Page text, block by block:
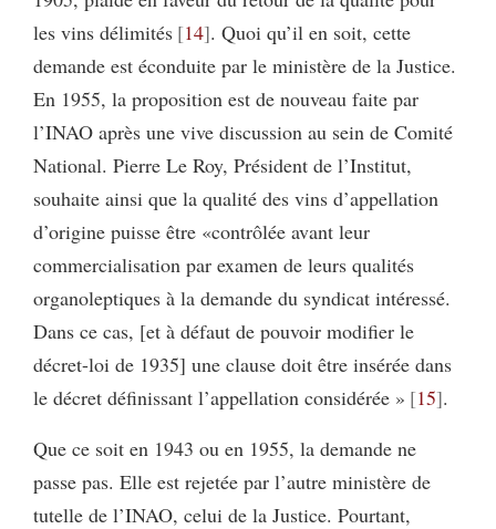
les vins délimités 14 . Quoi qu’il en soit, cette
demande est éconduite par le ministère de la Justice.
En 1955, la proposition est de nouveau faite par
l’INAO après une vive discussion au sein de Comité
National. Pierre Le Roy, Président de l’Institut,
souhaite ainsi que la qualité des vins d’appellation
d’origine puisse être «contrôlée avant leur
commercialisation par examen de leurs qualités
organoleptiques à la demande du syndicat intéressé.
Dans ce cas, [et à défaut de pouvoir modifier le
décret-loi de 1935] une clause doit être insérée dans
le décret définissant l’appellation considérée » 15 .
Que ce soit en 1943 ou en 1955, la demande ne
passe pas. Elle est rejetée par l’autre ministère de
tutelle de l’INAO, celui de la Justice. Pourtant,